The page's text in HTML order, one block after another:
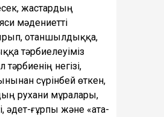
жастардың
мәдениетті
отаншылдыққа,
тәрбиелеуіміз
тәрбиенің негізі,
сүрінбей өткен,
рухани мұралары,
әдет-ғұрпы және «ата-